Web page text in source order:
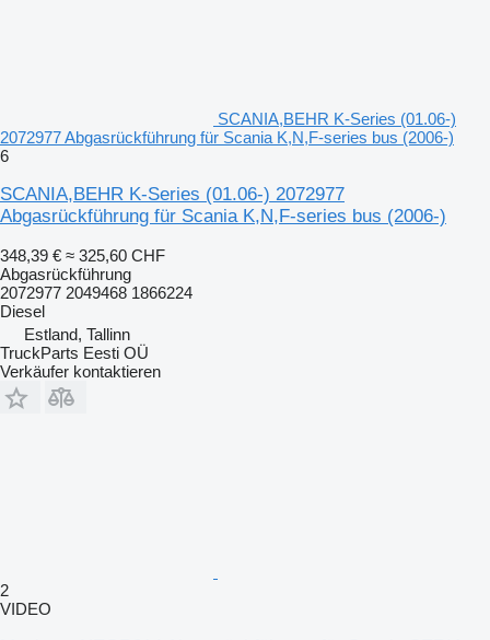
SCANIA,BEHR K-Series (01.06-)
2072977 Abgasrückführung für Scania K,N,F-series bus (2006-)
6
SCANIA,BEHR K-Series (01.06-) 2072977
Abgasrückführung für Scania K,N,F-series bus (2006-)
348,39 € ≈ 325,60 CHF
Abgasrückführung
2072977 2049468 1866224
Diesel
Estland, Tallinn
TruckParts Eesti OÜ
Verkäufer kontaktieren
2
VIDEO